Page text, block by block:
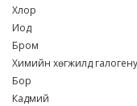
Хлор
Иод
Бром
Химийн хөгжилд
Бор
Кадмий